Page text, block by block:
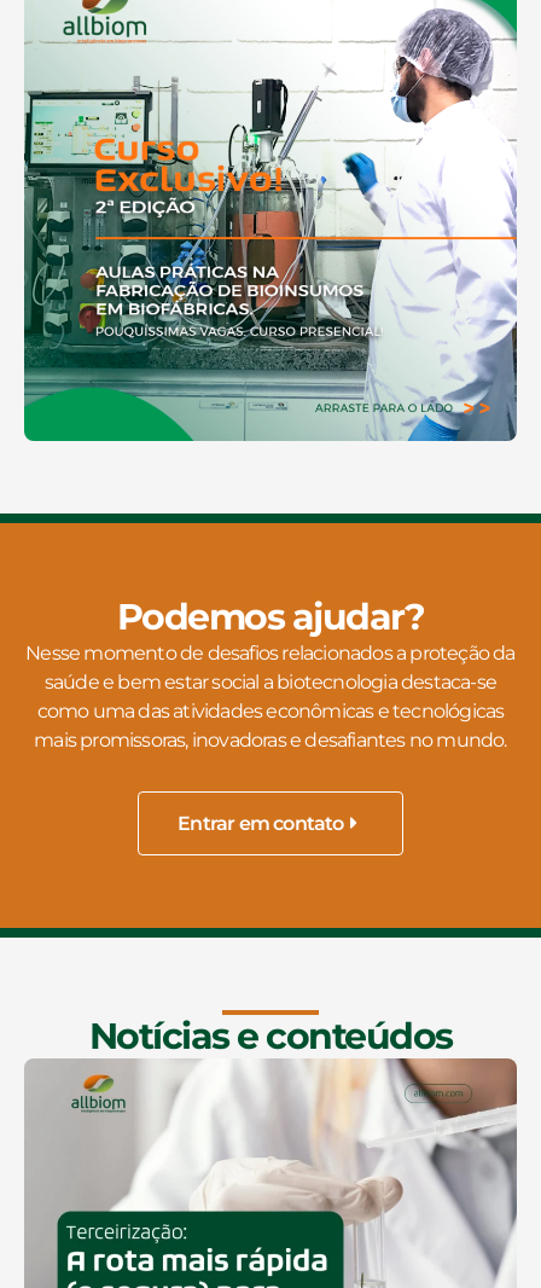
Podemos ajudar?
Nesse momento de desafios relacionados a proteção da
saúde e bem estar social a biotecnologia destaca-se
como uma das atividades econômicas e tecnológicas
mais promissoras, inovadoras e desafiantes no mundo.
Entrar em contato
Notícias e conteúdos